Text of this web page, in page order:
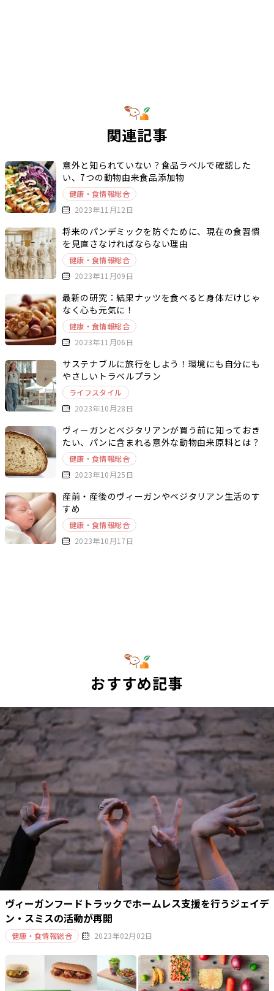
関連記事
意外と知られていない？食品ラベルで確認した
い、7つの動物由来食品添加物
健康・食情報総合
2023年11月12日
将来のパンデミックを防ぐために、現在の食習慣
を見直さなければならない理由
健康・食情報総合
2023年11月09日
最新の研究：結果ナッツを食べると身体だけじゃ
なく心も元気に！
健康・食情報総合
2023年11月06日
サステナブルに旅行をしよう！環境にも自分にも
やさしいトラベルプラン
ライフスタイル
2023年10月28日
ヴィーガンとベジタリアンが買う前に知っておき
たい、パンに含まれる意外な動物由来原料とは？
健康・食情報総合
2023年10月25日
産前・産後のヴィーガンやベジタリアン生活のす
すめ
健康・食情報総合
2023年10月17日
おすすめ記事
ヴィーガンフードトラックでホームレス支援を行うジェイデ
ン・スミスの活動が再開
健康・食情報総合 2023年02月02日